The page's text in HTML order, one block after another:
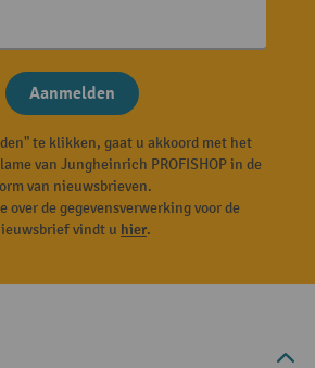
Aanmelden
te klikken, gaat u akkoord met het
van Jungheinrich PROFISHOP in de
van nieuwsbrieven.
over de gegevensverwerking voor de
vindt u hier.